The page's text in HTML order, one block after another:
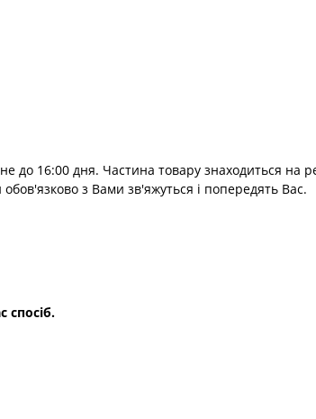
до 16:00 дня. Частина товару знаходиться на
з Вами зв'яжуться і попередять Вас.
спосіб.